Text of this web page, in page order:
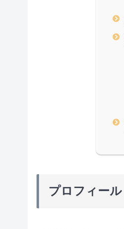
プロフィール